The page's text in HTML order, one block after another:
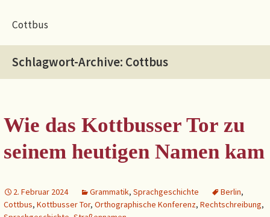
Cottbus
Schlagwort-Archive: Cottbus
Wie das Kottbusser Tor zu
seinem heutigen Namen kam
2. Februar 2024 Grammatik, Sprachgeschichte Berlin,
Cottbus, Kottbusser Tor, Orthographische Konferenz, Rechtschreibung,